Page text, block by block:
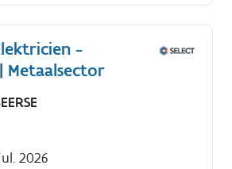
in het weekend.
-
Metaalsector
2026